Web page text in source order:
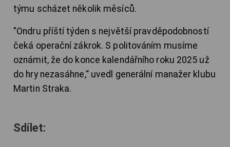
týmu scházet několik měsíců.
"Ondru příští týden s největší pravděpodobností
čeká operační zákrok. S politováním musíme
oznámit, že do konce kalendářního roku 2025 už
do hry nezasáhne,“ uvedl generální manažer klubu
Martin Straka.
Sdílet: